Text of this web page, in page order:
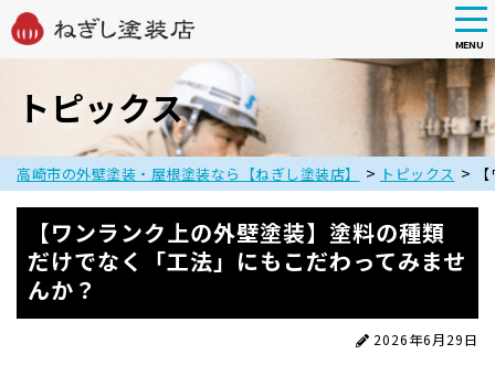
main
MENU
トピックス
高崎市の外壁塗装・屋根塗装なら【ねぎし塗装店】 > トピックス >
【ワンランク上の外壁塗装】塗料の種類
だけでなく「工法」にもこだわってみませ
んか？
2026年6月29日